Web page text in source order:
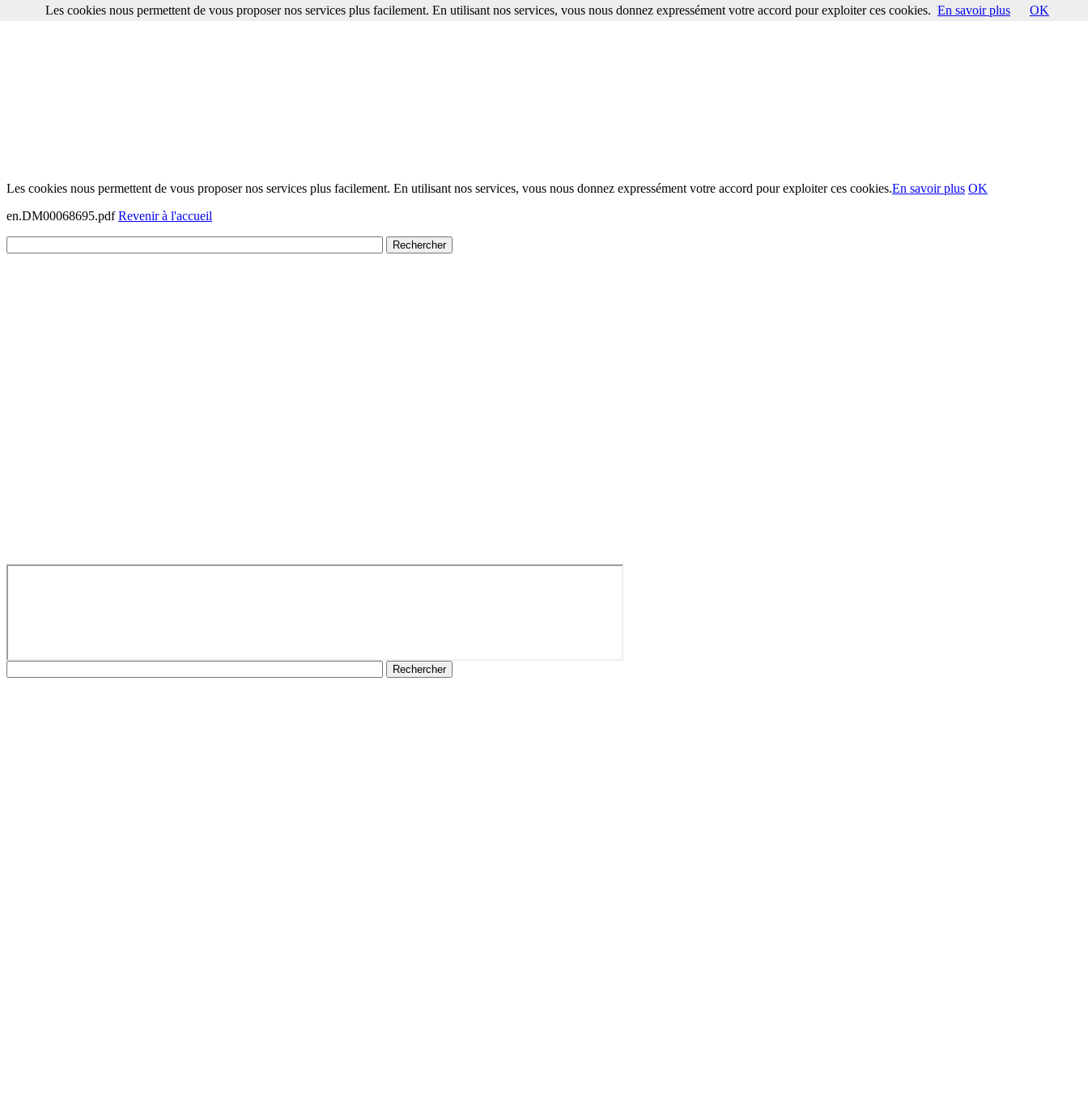
Les cookies nous permettent de vous proposer nos services plus facilement. En utilisant nos services, vous nous donnez expressément votre accord pour exploiter ces cookies.En savoir plus OK
en.DM00068695.pdfRevenir à l'accueil
Les cookies nous permettent de vous proposer nos services plus facilement. En utilisant nos services, vous nous donnez expressément votre accord pour exploiter ces cookies. En savoir plus OK